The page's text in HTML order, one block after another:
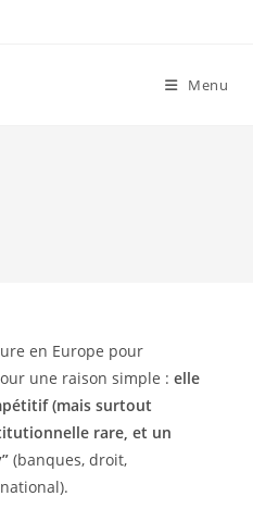
Menu
en Europe pour
une raison simple :elle
(mais surtout
rare, et un
(banques, droit,